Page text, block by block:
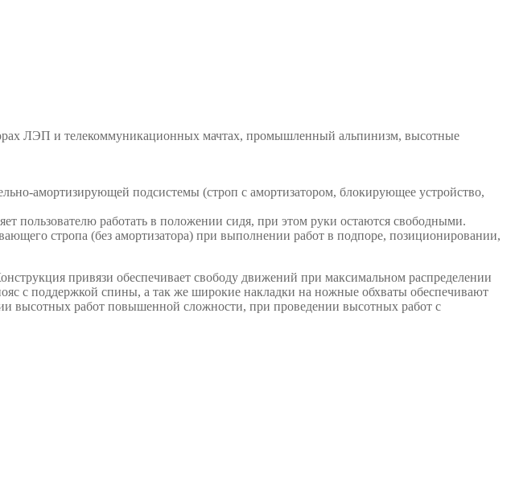
ЛЭП и телекоммуникационных мачтах, промышленный альпинизм, высотные
амортизирующей подсистемы (строп с амортизатором, блокирующее устройство,
пользователю работать в положении сидя, при этом руки остаются свободными.
стропа (без амортизатора) при выполнении работ в подпоре, позиционировании,
привязи обеспечивает свободу движений при максимальном распределении
с поддержкой спины, а так же широкие накладки на ножные обхваты обеспечивают
высотных работ повышенной сложности, при проведении высотных работ с